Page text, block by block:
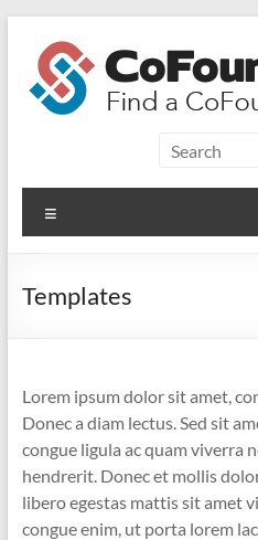
content
CoFounders
Club
Find
CoFounder
today!
Templates
Lorem ipsum dolor sit amet,
Donec a diam lectus. Sed sit
congue ligula ac quam viverra
hendrerit. Donec et mollis
libero egestas mattis sit amet
congue enim, ut porta lorem